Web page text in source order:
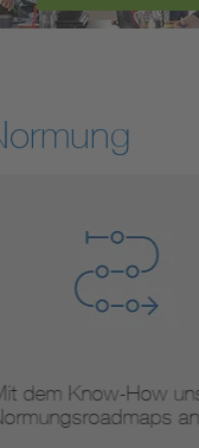
dem Know-How
ans